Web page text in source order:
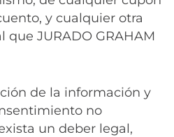
y cualquier otra
JURADO GRAHAM
de la información y
no
un deber legal,